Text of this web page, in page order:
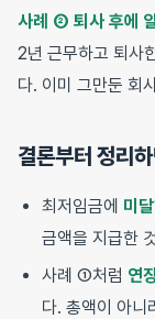
사례 ② 퇴사 후에
2년 근무하고 퇴사
다. 이미 그만둔 회
결론부터 정리
최저임금에 미
금액을 지급한
사례 ①처럼 연
다. 총액이 아니